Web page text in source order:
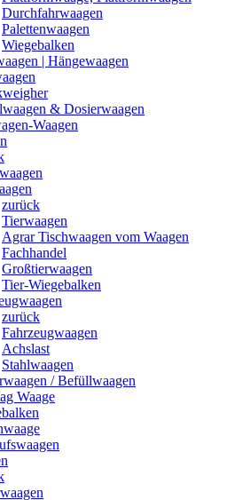
Durchfahrwaagen
Palettenwaagen
Wiegebalken
| Hängewaagen
& Dosierwaagen
Waagen
zurück
Tierwaagen
Agrar Tischwaagen vom Waagen
Fachhandel
Großtierwaagen
Tier-Wiegebalken
zurück
Fahrzeugwaagen
Achslast
Stahlwaagen
/ Befüllwaagen
Waage